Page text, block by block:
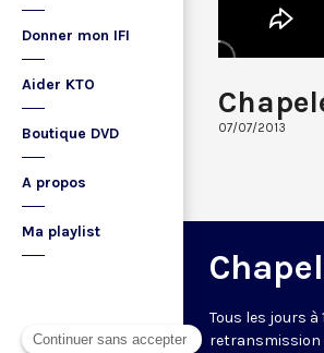
Donner mon IFI
Aider KTO
Boutique DVD
A propos
Ma playlist
07/07/2013
Tous les jours
retransmission